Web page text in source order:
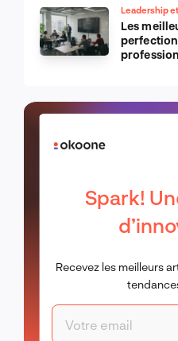
Leadership
Les
Spark!
Recevez les meilleurs